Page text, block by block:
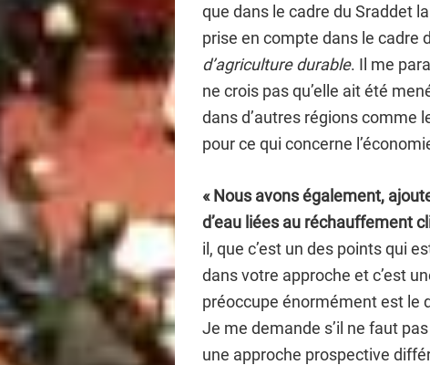
que dans le cadre du Sraddet
prise en compte dans le cadre
d’agriculture durable. Il me
ne crois pas qu’elle ait été
dans d’autres régions comme
pour ce qui concerne
« Nous avons également,
d’eau liées au réchauffement
il, que c’est un des points qui
dans votre approche et c’est
préoccupe énormément est le
Je me demande s’il ne faut
une approche prospective